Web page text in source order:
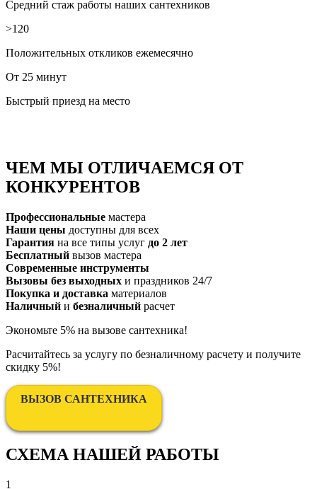
Средний стаж работы наших сантехников
>120
Положительных откликов ежемесячно
От 25 минут
Быстрый приезд на место
ЧЕМ МЫ ОТЛИЧАЕМСЯ ОТ
КОНКУРЕНТОВ
Профессиональные мастера
Наши цены доступны для всех
Гарантия на все типы услуг до 2 лет
Бесплатный вызов мастера
Современные инструменты
Вызовы без выходных и праздников 24/7
Покупка и доставка материалов
Наличный и безналичный расчет
Экономьте 5% на вызове сантехника!
Расчитайтесь за услугу по безналичному расчету и получите
скидку 5%!
ВЫЗОВ САНТЕХНИКА
СХЕМА НАШЕЙ РАБОТЫ
1